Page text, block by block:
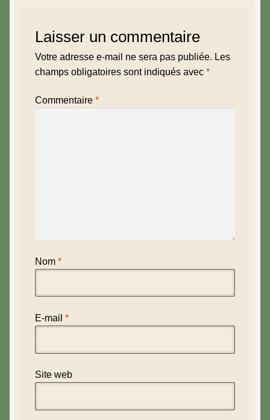
Laisser un commentaire
Votre adresse e-mail ne sera pas publiée. Les
champs obligatoires sont indiqués avec *
Commentaire *
Nom *
E-mail *
Site web